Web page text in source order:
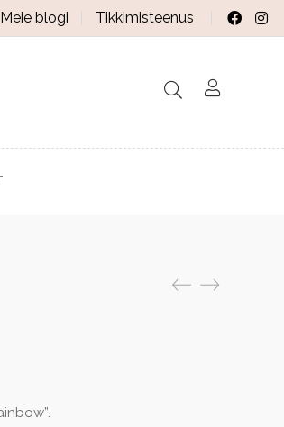
Meie blogi Tikkimisteenus